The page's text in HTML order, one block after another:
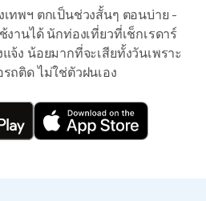
ทพฯ ตกเป็นช่วงสั้นๆ ตอนบ่าย -
านได้ นักท่องเที่ยวที่เช็กเรดาร์
จ้ง น้อยมากที่จะเสียทั้งวันเพราะ
ถติด ไม่ใช่ตัวฝนเอง